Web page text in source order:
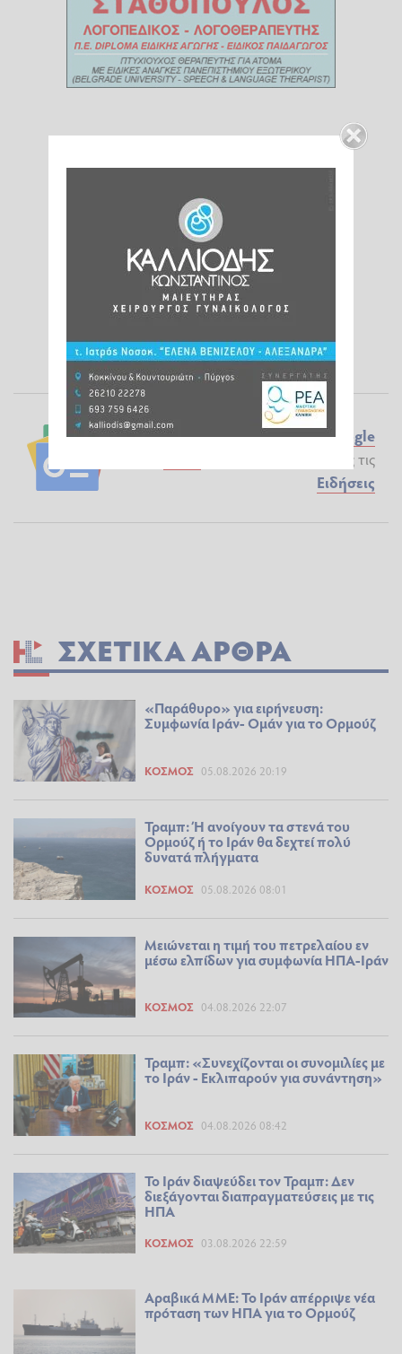
Ακολουθήστε το ilialive.gr στοGoogle
και μάθετε πρώτοι όλες τις
Ειδήσεις
ΣΧΕΤΙΚΆ ΆΡΘΡΑ
«Παράθυρο» για ειρήνευση:
Συμφωνία Ιράν- Ομάν για το Ορμούζ
ΚΌΣΜΟΣ 05.08.2026 20:19
Τραμπ: Ή ανοίγουν τα στενά του
Ορμούζ ή το Ιράν θα δεχτεί πολύ
δυνατά πλήγματα
ΚΌΣΜΟΣ 05.08.2026 08:01
Μειώνεται η τιμή του πετρελαίου εν
μέσω ελπίδων για συμφωνία ΗΠΑ-Ιράν
ΚΌΣΜΟΣ 04.08.2026 22:07
Τραμπ: «Συνεχίζονται οι συνομιλίες με
το Ιράν - Εκλιπαρούν για συνάντηση»
ΚΌΣΜΟΣ 04.08.2026 08:42
Το Ιράν διαψεύδει τον Τραμπ: Δεν
διεξάγονται διαπραγματεύσεις με τις
ΗΠΑ
ΚΌΣΜΟΣ 03.08.2026 22:59
Αραβικά ΜΜΕ: Το Ιράν απέρριψε νέα
πρόταση των ΗΠΑ για το Ορμούζ